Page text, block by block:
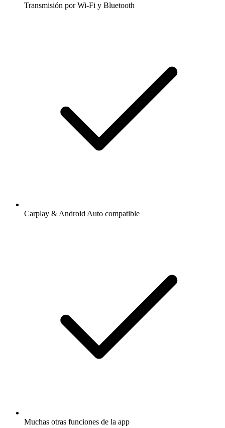
Transmisión por Wi-Fi y Bluetooth
Carplay & Android Auto compatible
Muchas otras funciones de la app